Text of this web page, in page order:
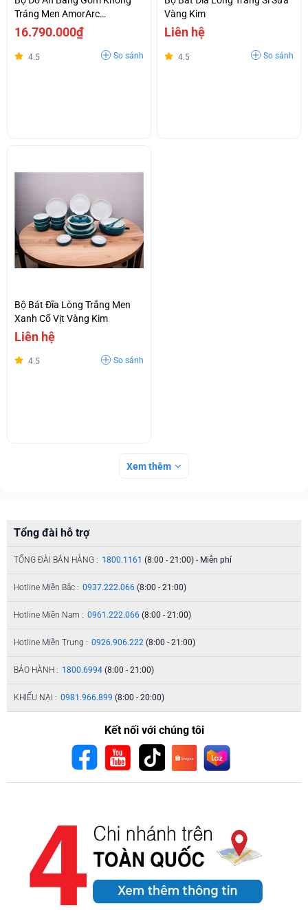
Tráng Men AmorArc
ADW045WT-18 Lòng Đĩa Có
16.790.000₫
4.5 So sánh
Vàng Kim
Liên hệ
4.5 So sánh
Bộ Bát Đĩa Lòng Trắng Men
Xanh Cổ Vịt Vàng Kim
Liên hệ
4.5 So sánh
Xem thêm
Tổng đài hỗ trợ
TỔNG ĐÀI BÁN HÀNG : 1800.1161 (8:00 - 21:00) - Miễn phí
Hotline Miền Bắc : 0937.222.066 (8:00 - 21:00)
Hotline Miền Nam : 0961.222.066 (8:00 - 21:00)
Hotline Miền Trung : 0926.906.222 (8:00 - 21:00)
BẢO HÀNH : 1800.6994 (8:00 - 21:00)
KHIẾU NẠI : 0981.966.899 (8:00 - 20:00)
Kết nối với chúng tôi